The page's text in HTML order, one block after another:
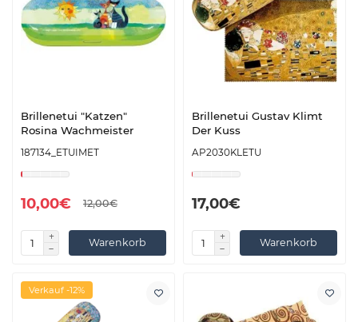
Brillenetui "Katzen"
Rosina Wachmeister
187134_ETUIMET
10,00€ 12,00€
Warenkorb
Brillenetui Gustav Klimt
Der Kuss
AP2030KLETU
17,00€
Warenkorb
Verkauf -12%